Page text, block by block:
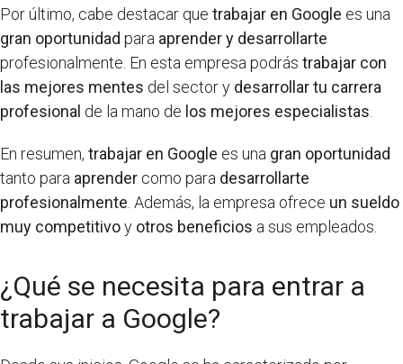
Por último, cabe destacar que trabajar en Google es una
gran oportunidad para aprender y desarrollarte
profesionalmente. En esta empresa podrás trabajar con
las mejores mentes del sector y desarrollar tu carrera
profesional de la mano de los mejores especialistas
En resumen, trabajar en Google es una gran oportunidad
tanto para aprender como para desarrollarte
profesionalmente . Además, la empresa ofrece un sueldo
muy competitivoy otros beneficios a sus empleados.
¿Qué se necesita para entrar a
trabajar a Google?